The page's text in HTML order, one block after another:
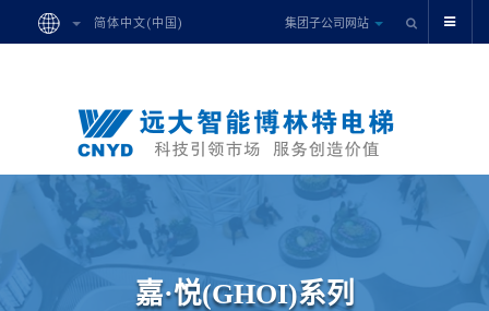
简体中文(中国) 集团子公司网站
嘉·悦(GHOI)系列